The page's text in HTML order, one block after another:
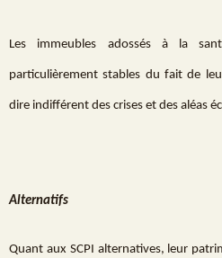
Les immeubles adossés à la
particulièrement stables du fait de
dire indifférent des crises et des aléas
Alternatifs
Quant aux SCPI alternatives, leur